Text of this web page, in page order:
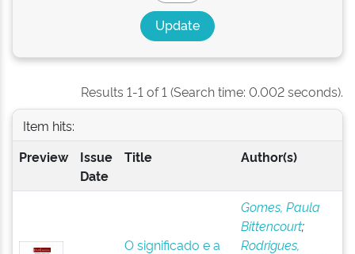
Results 1-1 of 1 (Search time: 0.002 seconds).
Item hits:
Preview
Issue
Date
Title Author(s)
O significado e a
Gomes, Paula
Bittencourt;
Rodrigues,